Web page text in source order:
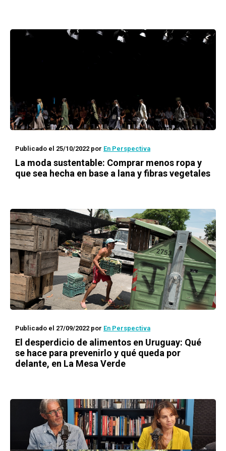
Publicado el 25/10/2022 por En Perspectiva
La moda sustentable: Comprar menos ropa y
que sea hecha en base a lana y fibras vegetales
Publicado el 27/09/2022 por En Perspectiva
El desperdicio de alimentos en Uruguay: Qué
se hace para prevenirlo y qué queda por
delante, en La Mesa Verde